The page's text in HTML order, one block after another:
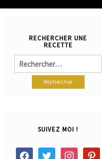
RECHERCHER UNE
RECETTE
Rechercher :
SUIVEZ MOI !
facebook twitter instagram pinterest